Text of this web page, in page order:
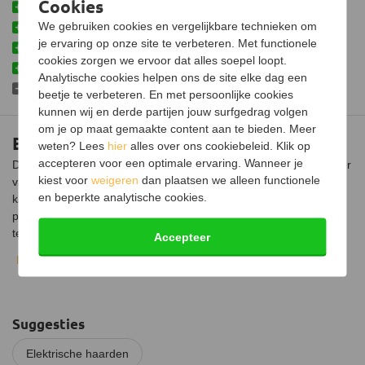
Element4 80H E Bidore
De Element4 80H E Bidore elektrische kachel vormt de blikvanger
van iedere ruimte. Met een breedte van 80 cm perfect voor
kleinere ruimtes. Geschikt voor inbouw met vanaf twee zijdes
perfect zicht op het vlammenspel. Dankzij de Ultra HD LED
technologie zijn de vlammen niet meer van echt te
onderscheiden. Voeg hier de verwarmingsfunctie aan toe en
geniet van een klassieke haard. Maar dan met het gemak van
De kachel is eenvoudig in een op maat gemaakte schouw of
andere ombouw te installeren, zolang er een stopcontact in de
Bekijk volledige beschrijving
Met verwarmingsfunctie
Uitgebreide timerinstellingen
Eenvoudig te installeren
Bediening via smartphone of tablet
Niet voorzien van geluidsmodule
Suggesties
Elektrische haarden
Cookies
We gebruiken cookies en vergelijkbare technieken om
je ervaring op onze site te verbeteren. Met functionele
cookies zorgen we ervoor dat alles soepel loopt.
Analytische cookies helpen ons de site elke dag een
beetje te verbeteren. En met persoonlijke cookies
kunnen wij en derde partijen jouw surfgedrag volgen
om je op maat gemaakte content aan te bieden. Meer
weten? Lees hier alles over ons cookiebeleid. Klik op
accepteren voor een optimale ervaring. Wanneer je
kiest voorweigeren dan plaatsen we alleen functionele
en beperkte analytische cookies.
Accepteer